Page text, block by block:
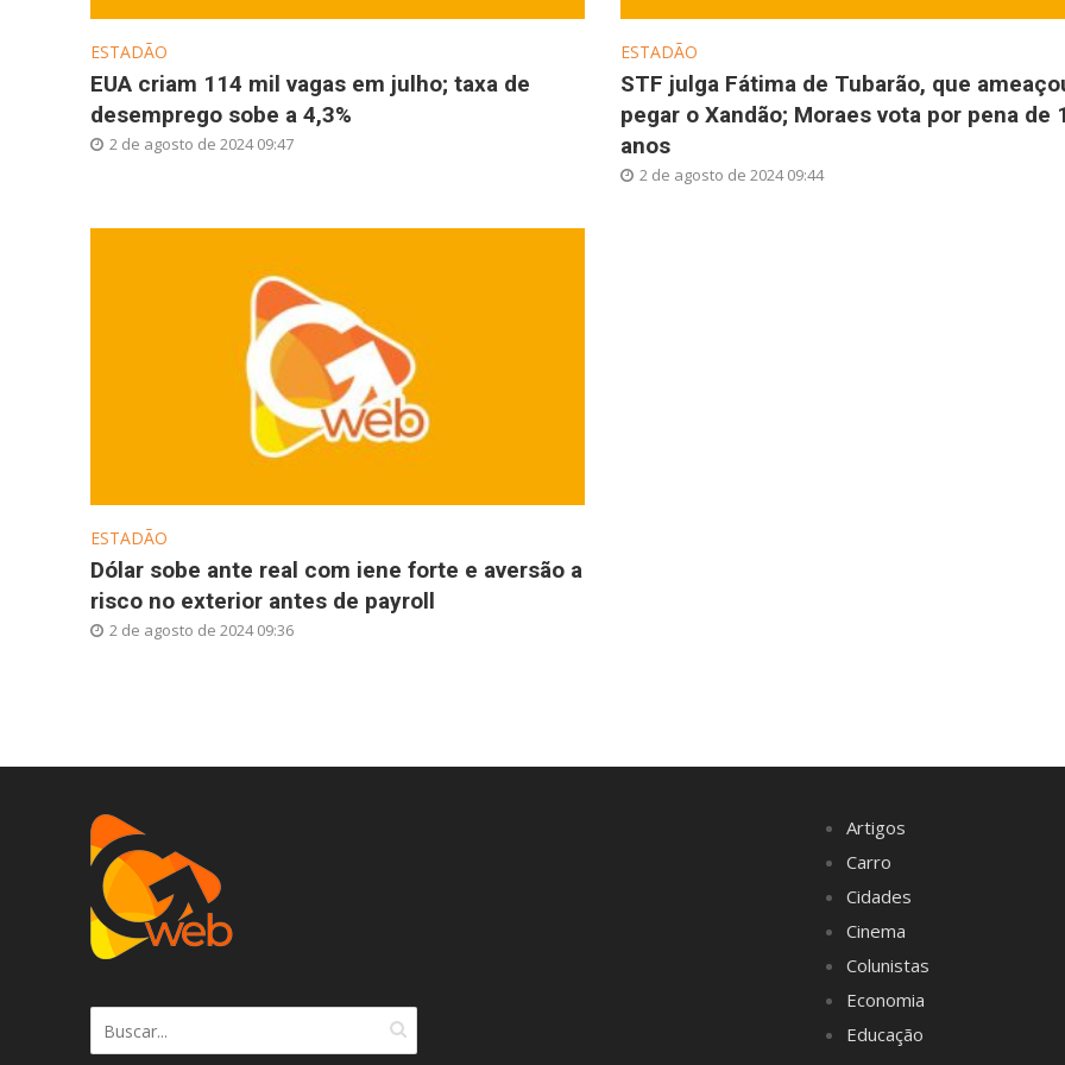
ESTADÃO
EUA criam 114 mil vagas em julho; taxa de
desemprego sobe a 4,3%
2 de agosto de 2024 09:47
ESTADÃO
STF julga Fátima de Tubarão, que
pegar o Xandão; Moraes vota por pena de
anos
2 de agosto de 2024 09:44
ESTADÃO
Dólar sobe ante real com iene forte e aversão a
risco no exterior antes de payroll
2 de agosto de 2024 09:36
Artigos
Carro
Cidades
Cinema
Colunistas
Economia
Educação